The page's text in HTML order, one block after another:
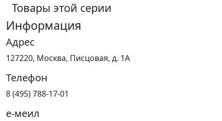
Товары этой серии
Информация
Адрес
127220, Москва, Писцовая, д. 1А
Телефон
8 (495) 788-17-01
е-меил